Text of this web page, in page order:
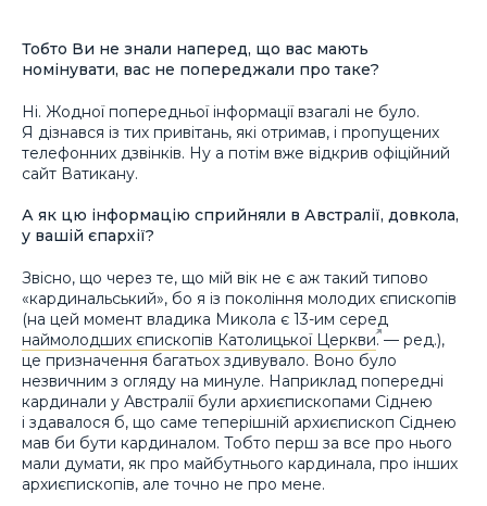
Тобто Ви не знали наперед, що вас мають
номінувати, вас не попереджали про таке?
Ні. Жодної попередньої інформації взагалі не було.
Я дізнався із тих привітань, які отримав, і пропущених
телефонних дзвінків. Ну а потім вже відкрив офіційний
сайт Ватикану.
А як цю інформацію сприйняли в Австралії, довкола,
у вашій єпархії?
Звісно, що через те, що мій вік не є аж такий типово
«кардинальський», бо я із покоління молодих єпископів
(на цей момент владика Микола є 13-им серед
наймолодших єпископів Католицької Церкви. — ред.),
це призначення багатьох здивувало. Воно було
незвичним з огляду на минуле. Наприклад попередні
кардинали у Австралії були архиєпископами Сіднею
і здавалося б, що саме теперішній архиєпископ Сіднею
мав би бути кардиналом. Тобто перш за все про нього
мали думати, як про майбутнього кардинала, про інших
архиєпископів, але точно не про мене.